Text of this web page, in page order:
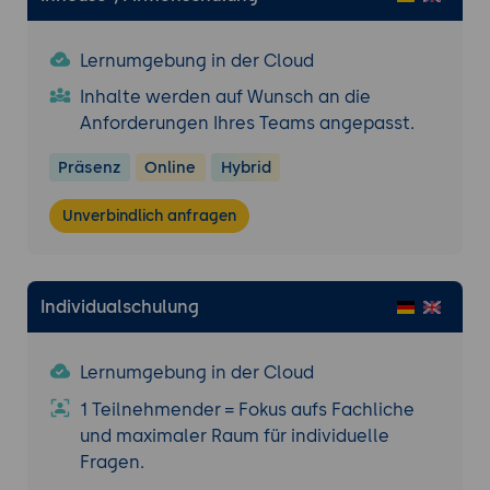
Ergebnisse
personalisierte Erlebnisse ermöglicht
Effiziente Nutzung von Sitecore Experience
Platform-Funktionen
Erweiterte Verwaltungsoptionen
Erweiterung der Funktionalitäten
Anpassung von Metadaten und
Suchkriterien an spezifische
Geschäftsanforderungen
Datenvisualisierung
Erstellung und Anpassung von Dashboards
zur Überwachung der Content-
Lernumgebung in der Cloud
Inhalte werden auf Wunsch an die
Anforderungen Ihres Teams angepasst.
Präsenz Online Hybrid
Unverbindlich anfragen
Individualschulung
Lernumgebung in der Cloud
1 Teilnehmender = Fokus aufs Fachliche
und maximaler Raum für individuelle
Fragen.